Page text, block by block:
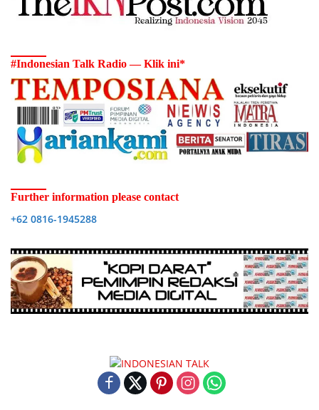
#Indonesian Talk Radio — Klik ini*
Further information please contact
+62 0816-1945288